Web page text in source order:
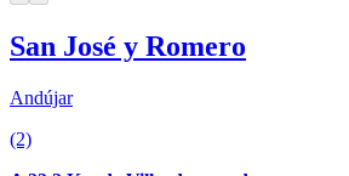
San José y Romero
Andújar
(2)